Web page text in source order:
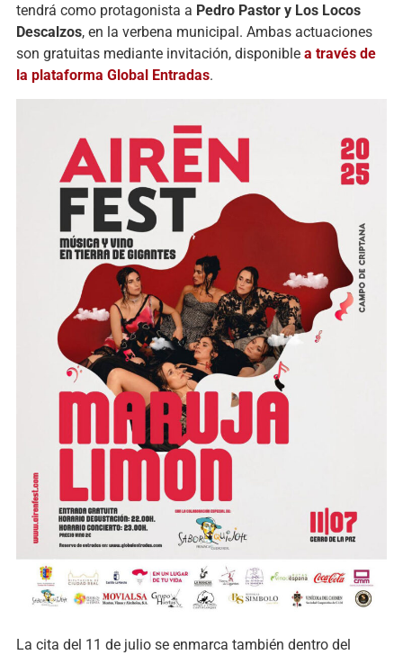
tendrá como protagonista a Pedro Pastor y Los Locos
Descalzos, en la verbena municipal. Ambas actuaciones
son gratuitas mediante invitación, disponible a través de
la plataforma Global Entradas.
La cita del 11 de julio se enmarca también dentro del